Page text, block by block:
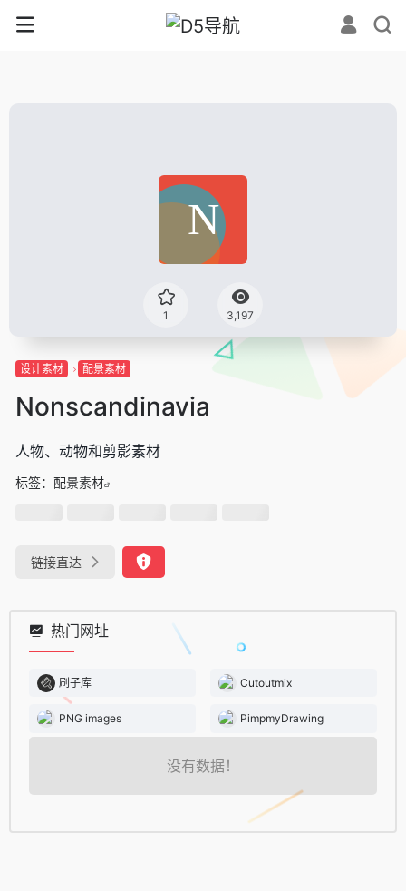
1 3,197
设计素材 配景素材
Nonscandinavia
人物、动物和剪影素材
标签： 配景素材
链接直达
热门网址
刷子库 Cutoutmix
PNG images PimpmyDrawing
没有数据！